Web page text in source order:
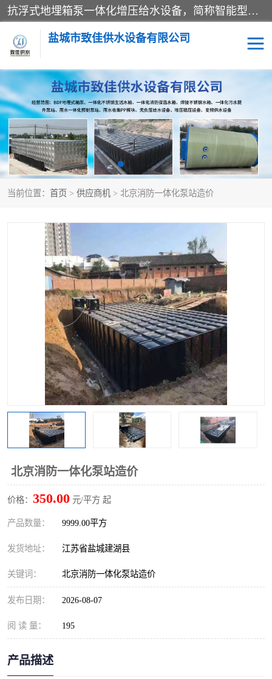
抗浮式地埋箱泵一体化增压给水设备，简称智能型泵站。它由由水泵机组、消防水箱、泵房三大部分组成，其抗浮效果好，因为设计时通过将底板与箱体联在一起，箱体重量抵消了地下水浮力。系统维护好，内部拉筋、泵站、管道，喷淋等各部运行正堂，无一损坏；结构更牢固。
盐城市致佳供水设备有限公司
当前位置： 首页 > 供应商机 > 北京消防一体化泵站造价
北京消防一体化泵站造价
价格： 350.00 元/平方 起
产品数量： 9999.00平方
发货地址： 江苏省盐城建湖县
关键词： 北京消防一体化泵站造价
发布日期： 2026-08-07
阅 读 量： 195
产品描述
消防一体化水箱 地埋箱泵一体化
一体化污水泵站